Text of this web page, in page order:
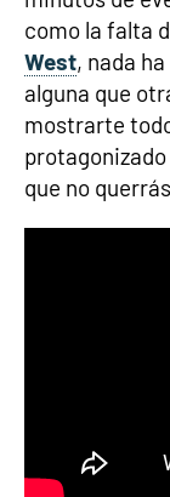
como la falta
West, nada
alguna que
mostrarte
que no